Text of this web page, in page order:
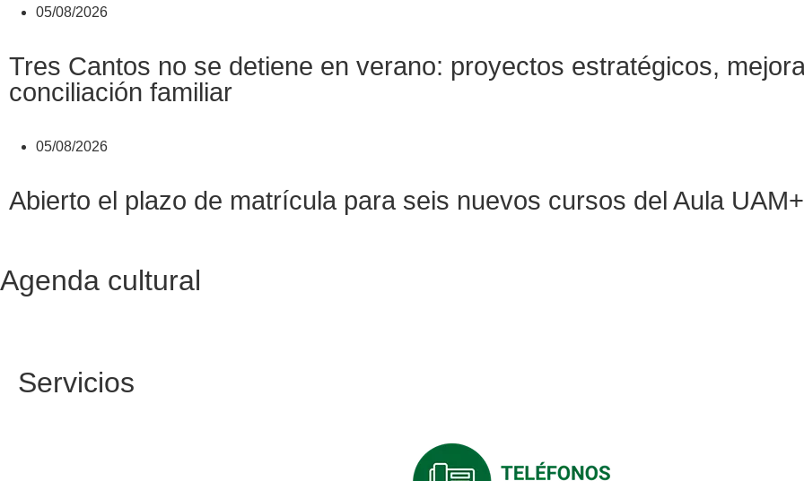
05/08/2026
Tres Cantos no se detiene en verano: proyectos estratégicos,
conciliación familiar
05/08/2026
Abierto el plazo de matrícula para seis nuevos cursos del Aula
Agenda cultural
Servicios